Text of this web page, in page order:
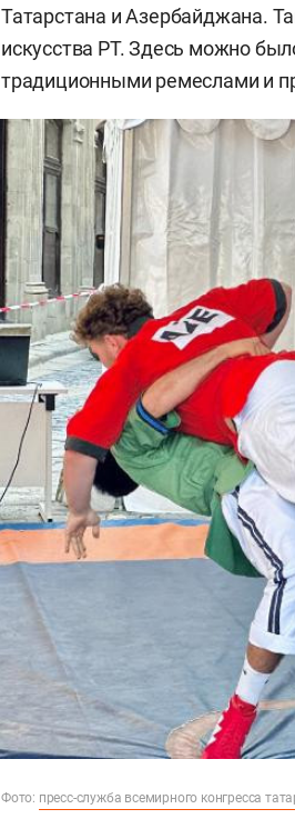
Татарстана и Азербайджана.
искусства РТ. Здесь можно
традиционными ремеслами и
Фото: пресс-служба всемирного конгресса